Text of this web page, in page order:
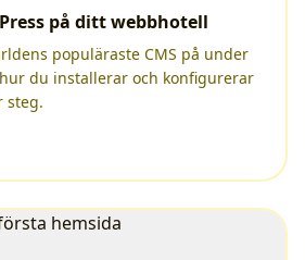
på ditt webbhotell
populäraste CMS på under
du installerar och konfigurerar
steg.